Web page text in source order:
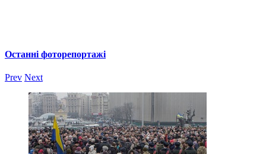
Останні фоторепортажі
Prev Next